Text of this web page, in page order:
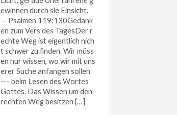
ewinnen durch sie Einsicht.
— Psalmen 119:130Gedank
en zum Vers des TagesDer r
echte Weg ist eigentlich nich
t schwer zu finden. Wir müss
en nur wissen, wo wir mit uns
erer Suche anfangen sollen
—- beim Lesen des Wortes
Gottes. Das Wissen um den
rechten Weg besitzen […]